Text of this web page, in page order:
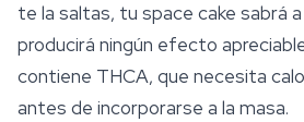
te la saltas, tu space cake sabrá
producirá ningún efecto
contiene THCA, que necesita
antes de incorporarse a la masa.